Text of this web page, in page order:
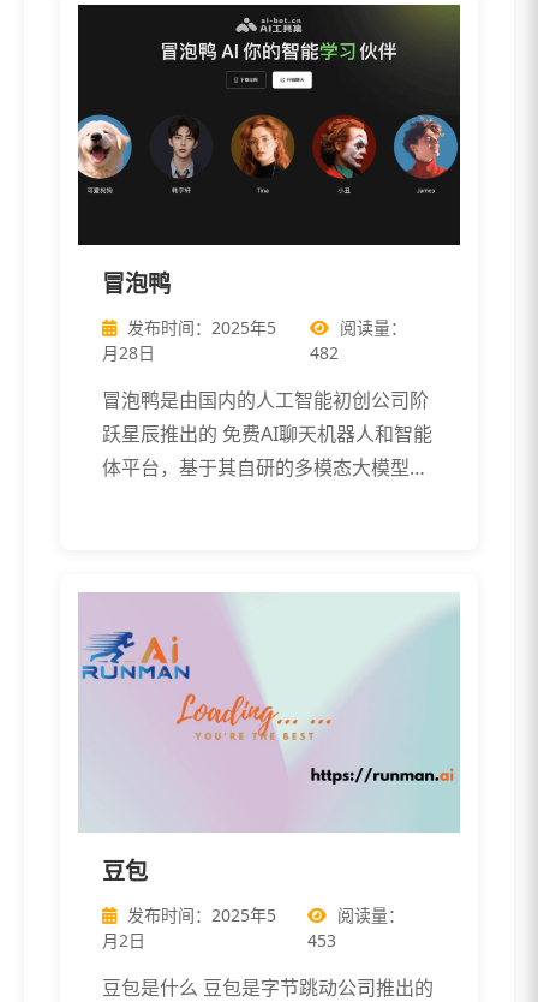
冒泡鸭
发布时间：2025年5
月28日
阅读量：
482
冒泡鸭是由国内的人工智能初创公司阶
跃星辰推出的 免费AI聊天机器人和智能
体平台，基于其自研的多模态大模型技
豆包
发布时间：2025年5
月2日
阅读量：
453
豆包是什么 豆包是字节跳动公司推出的